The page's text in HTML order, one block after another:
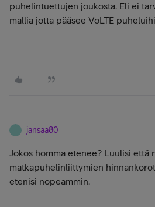
puhelintuettujen joukosta. Eli ei
mallia jotta pääsee VoLTE
J jansaa80
Jokos homma etenee? Luulisi että
matkapuhelinliittymien
etenisi nopeammin.